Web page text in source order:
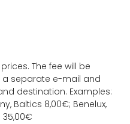
The fee will be
separate e-mail and
destination. Examples:
Baltics 8,00€; Benelux,
35,00€